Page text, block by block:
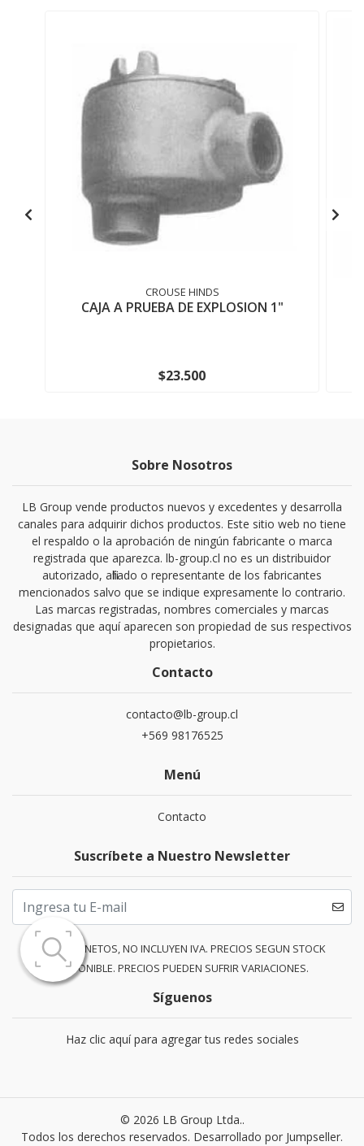
CROUSE HINDS
CAJA A PRUEBA DE EXPLOSION 1"
$23.500
Sobre Nosotros
LB Group vende productos nuevos y excedentes y desarrolla
canales para adquirir dichos productos. Este sitio web no tiene
el respaldo o la aprobación de ningún fabricante o marca
registrada que aparezca. lb-group.cl no es un distribuidor
autorizado, afiliado o representante de los fabricantes
mencionados salvo que se indique expresamente lo contrario.
Las marcas registradas, nombres comerciales y marcas
designadas que aquí aparecen son propiedad de sus respectivos
propietarios.
Contacto
contacto@lb-group.cl
+569 98176525
Menú
Contacto
Suscríbete a Nuestro Newsletter
PRECIOS NETOS, NO INCLUYEN IVA. PRECIOS SEGUN STOCK
DISPONIBLE. PRECIOS PUEDEN SUFRIR VARIACIONES.
Síguenos
Haz clic aquí para agregar tus redes sociales
© 2026 LB Group Ltda..
Todos los derechos reservados. Desarrollado por Jumpseller.